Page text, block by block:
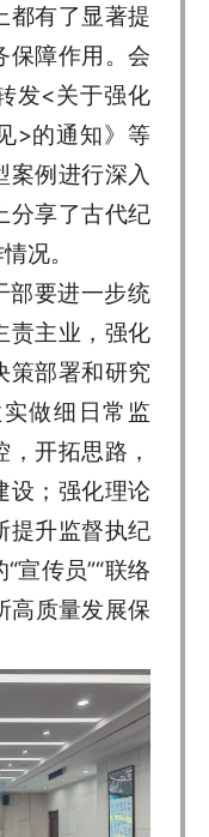
都有了显著提
保障作用。会
发<关于强化
>的通知》等
案例进行深入
分享了古代纪
况。
部要进一步统
责主业，强化
策部署和研究
做细日常监
开拓思路，
设；强化理论
提升监督执纪
宣传员”“联络
高质量发展保